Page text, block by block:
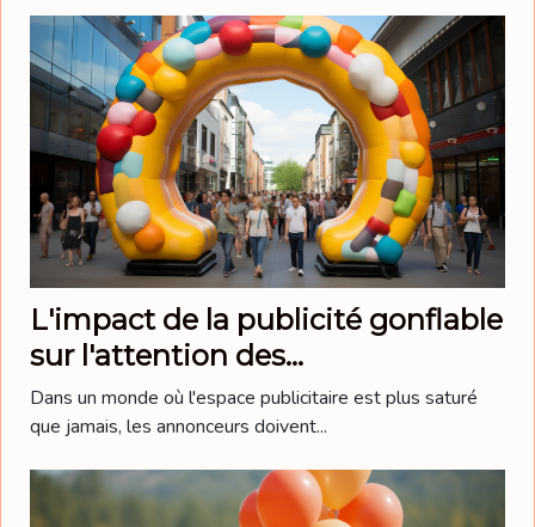
L'impact de la publicité gonflable
sur l'attention des
consommateurs
Dans un monde où l'espace publicitaire est plus saturé
que jamais, les annonceurs doivent...